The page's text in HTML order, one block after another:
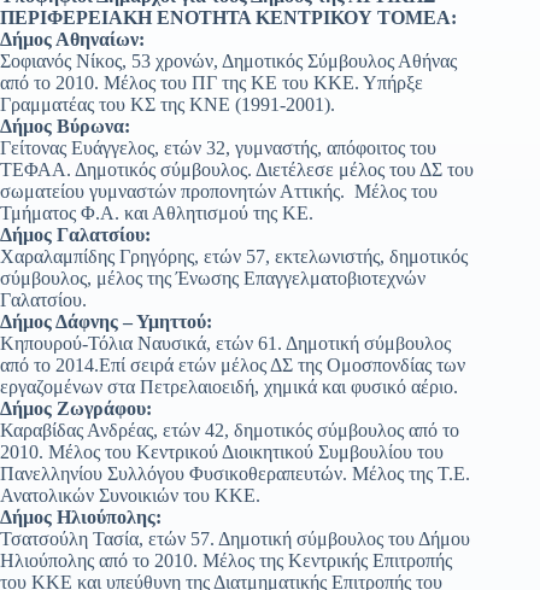
ΠΕΡΙΦΕΡΕΙΑΚΗ ΕΝΟΤΗΤΑ ΚΕΝΤΡΙΚΟΥ ΤΟΜΕΑ:
Δήμος Αθηναίων:
Σοφιανός Νίκος, 53 χρονών, Δημοτικός Σύμβουλος Αθήνας
από το 2010. Μέλος του ΠΓ της ΚΕ του ΚΚΕ. Υπήρξε
Γραμματέας του ΚΣ της ΚΝΕ (1991-2001).
Δήμος Βύρωνα:
Γείτονας Ευάγγελος, ετών 32, γυμναστής, απόφοιτος του
ΤΕΦΑΑ. Δημοτικός σύμβουλος. Διετέλεσε μέλος του ΔΣ του
σωματείου γυμναστών προπονητών Αττικής. Μέλος του
Τμήματος Φ.Α. και Αθλητισμού της ΚΕ.
Δήμος Γαλατσίου:
Χαραλαμπίδης Γρηγόρης, ετών 57, εκτελωνιστής, δημοτικός
σύμβουλος, μέλος της Ένωσης Επαγγελματοβιοτεχνών
Γαλατσίου.
Δήμος Δάφνης – Υμηττού:
Κηπουρού-Τόλια Ναυσικά, ετών 61. Δημοτική σύμβουλος
από το 2014.Επί σειρά ετών μέλος ΔΣ της Ομοσπονδίας των
εργαζομένων στα Πετρελαιοειδή, χημικά και φυσικό αέριο.
Δήμος Ζωγράφου:
Καραβίδας Ανδρέας, ετών 42, δημοτικός σύμβουλος από το
2010. Μέλος του Κεντρικού Διοικητικού Συμβουλίου του
Πανελληνίου Συλλόγου Φυσικοθεραπευτών. Μέλος της Τ.Ε.
Ανατολικών Συνοικιών του ΚΚΕ.
Δήμος Ηλιούπολης:
Τσατσούλη Τασία, ετών 57. Δημοτική σύμβουλος του Δήμου
Ηλιούπολης από το 2010. Μέλος της Κεντρικής Επιτροπής
του ΚΚΕ και υπεύθυνη της Διατμηματικής Επιτροπής του